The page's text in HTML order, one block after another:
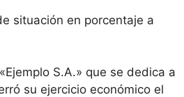
situación en porcentaje a
S.A.» que se dedica a
su ejercicio económico el